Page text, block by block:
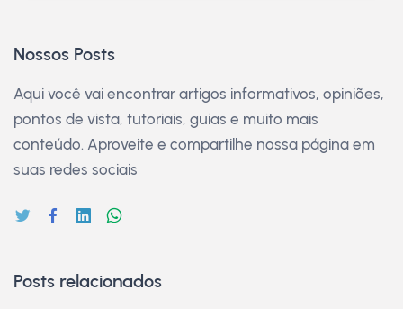
Nossos Posts
Aqui você vai encontrar artigos informativos, opiniões,
pontos de vista, tutoriais, guias e muito mais
conteúdo. Aproveite e compartilhe nossa página em
suas redes sociais
Posts relacionados